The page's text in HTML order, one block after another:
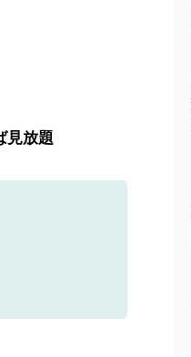
見放題